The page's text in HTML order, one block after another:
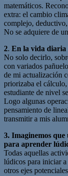
matemáticos.
extra: el cambio
complejo,
No se adquiere de
2. En la vida diaria
No solo decirlo,
con variados
de mi actualización
priorizaba el
estudiante de nivel
Logo algunas
pensamiento de
transmitir a mis
3. Imaginemos
para aprender
Todas aquellas
lúdicos para iniciar
otros ejes